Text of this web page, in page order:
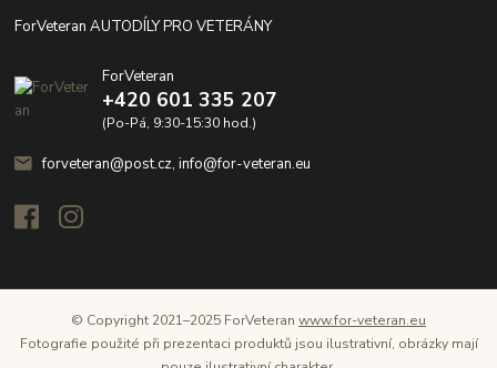
ForVeteran AUTODÍLY PRO VETERÁNY
ForVeteran
+420 601 335 207
(Po-Pá, 9:30-15:30 hod.)
forveteran@post.cz, info@for-veteran.eu
© Copyright 2021–2025 ForVeteran www.for-veteran.eu
Fotografie použité při prezentaci produktů jsou ilustrativní, obrázky mají